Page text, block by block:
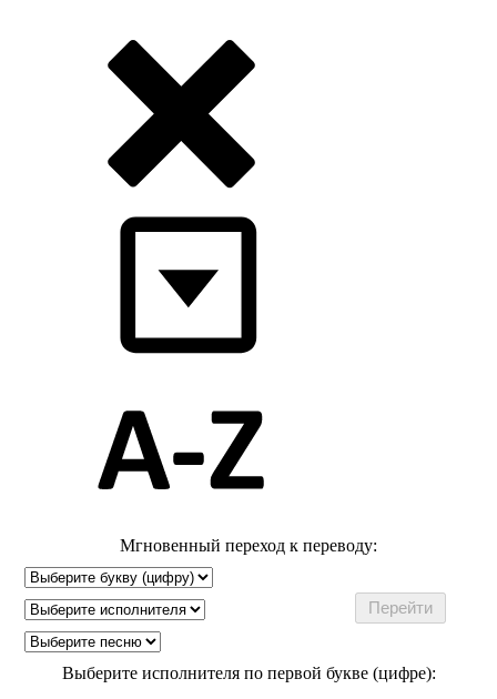
Мгновенный переход к переводу:
Выберите исполнителя по первой букве (цифре):